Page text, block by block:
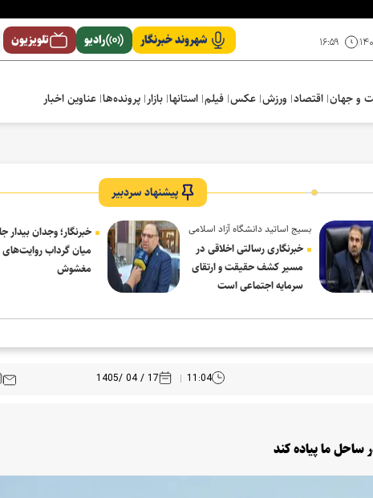
۱۶:۵۹ شهروند خبرنگار رادیو تلویزیون
و جهان اقتصاد ورزش عکس فیلم استانها بازار پرونده‌ها عناوین اخبار
پیشنهاد سردبیر
بسیج اساتید دانشگاه آزاد اسلامی
در پیام روز خبرنگار:
خبرنگاری رسالتی اخلاقی در
مسیر کشف حقیقت و ارتقای
سرمایه اجتماعی است
خبرنگار؛ وجدان بیدار
میان گرداب روایت‌های
مغشوش
11:04
17 / 04 /1405
ساحل ما پیاده کند